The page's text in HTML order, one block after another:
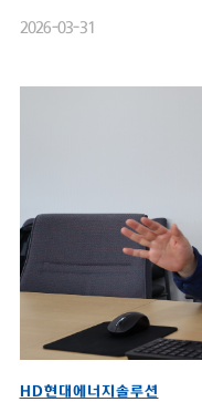
2026-03-31
HD현대에너지솔루션